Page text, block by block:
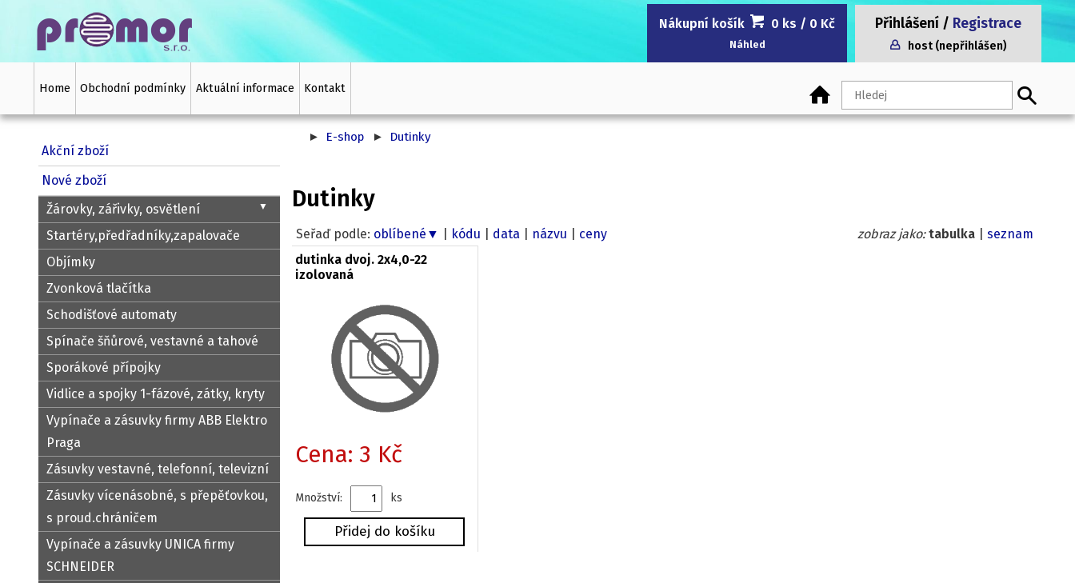
Nákupní košík 0 ks / 0 Kč
Náhled
Přihlášení / Registrace
host (nepřihlášen)
Home Obchodní podmínky Aktuální informace Kontakt
Akční zboží
Nové zboží
Žárovky, zářivky, osvětlení
▼
Startéry,předřadníky,zapalovače
Objímky
Zvonková tlačítka
Schodišťové automaty
Spínače šňůrové, vestavné a tahové
Sporákové přípojky
Vidlice a spojky 1-fázové, zátky, kryty
Vypínače a zásuvky firmy ABB Elektro
Praga
Zásuvky vestavné, telefonní, televizní
Zásuvky vícenásobné, s přepěťovkou,
s proud.chráničem
Vypínače a zásuvky UNICA firmy
SCHNEIDER
E-shop Dutinky
Dutinky
Seřaď podle: oblíbené▼ kódu data| názvu ceny zobraz jako: tabulka| seznam
dutinka dvoj. 2x4,0-22
izolovaná
Cena: 3 Kč
Množství: ks